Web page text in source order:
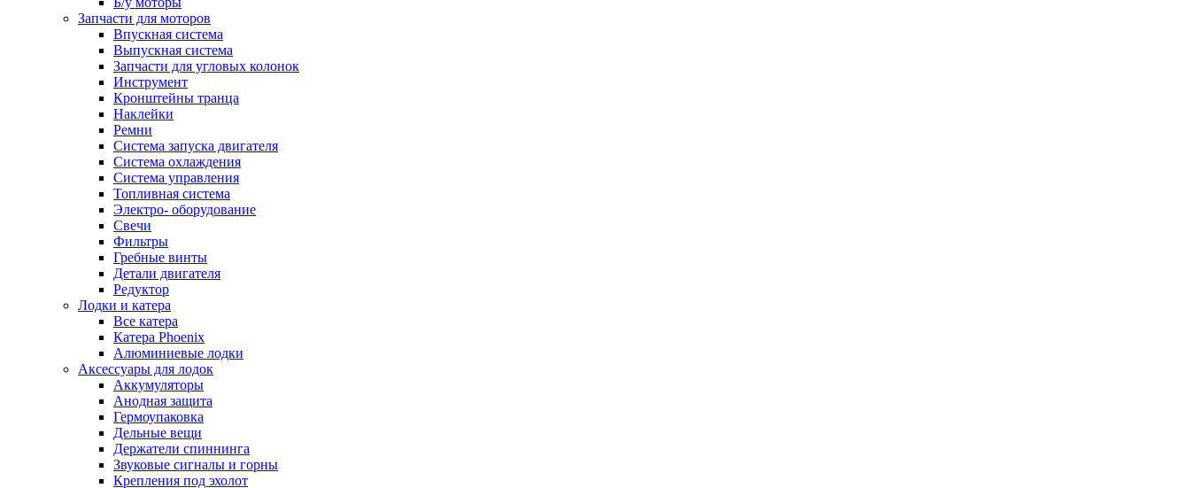
Запчасти для моторов
Впускная система
Выпускная система
Запчасти для угловых колонок
Инструмент
Кронштейны транца
Наклейки
Ремни
Система запуска двигателя
Система охлаждения
Система управления
Топливная система
Электро- оборудование
Свечи
Фильтры
Гребные винты
Детали двигателя
Редуктор
Лодки и катера
Все катера
Катера Phoenix
Алюминиевые лодки
Аксессуары для лодок
Аккумуляторы
Анодная защита
Гермоупаковка
Дельные вещи
Держатели спиннинга
Звуковые сигналы и горны
Крепления под эхолот